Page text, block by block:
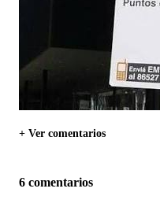
+ Ver comentarios
6 comentarios